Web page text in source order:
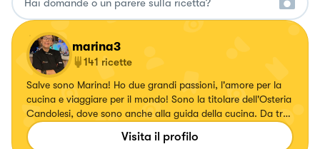
marina3
141 ricette
Salve sono Marina! Ho due grandi passioni, l'amore per la
cucina e viaggiare per il mondo! Sono la titolare dell'Osteria
Candolesi, dove sono anche alla guida della cucina. Da tre
anni su Facebook ho una mia pagina blog "Deliziosamente
Cucinando"e un gruppo di cucina "Quelli che adorano
Visita il profilo